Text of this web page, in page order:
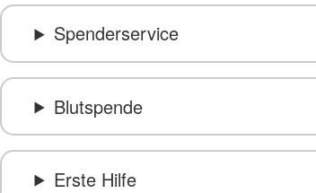
Spenderservice
Blutspende
Erste Hilfe